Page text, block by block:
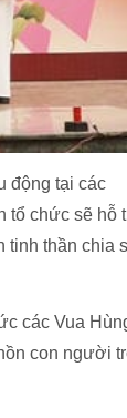
động tại các
tổ chức sẽ hỗ
tinh thần chia
các Vua
con người